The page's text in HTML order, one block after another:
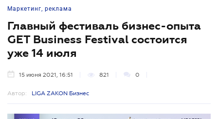
Маркетинг, реклама
Главный фестиваль бизнес-опыта
GET Business Festival состоится
уже 14 июля
15 июня 2021, 16:51 821 0
Автор: LIGA ZAKON Бизнес